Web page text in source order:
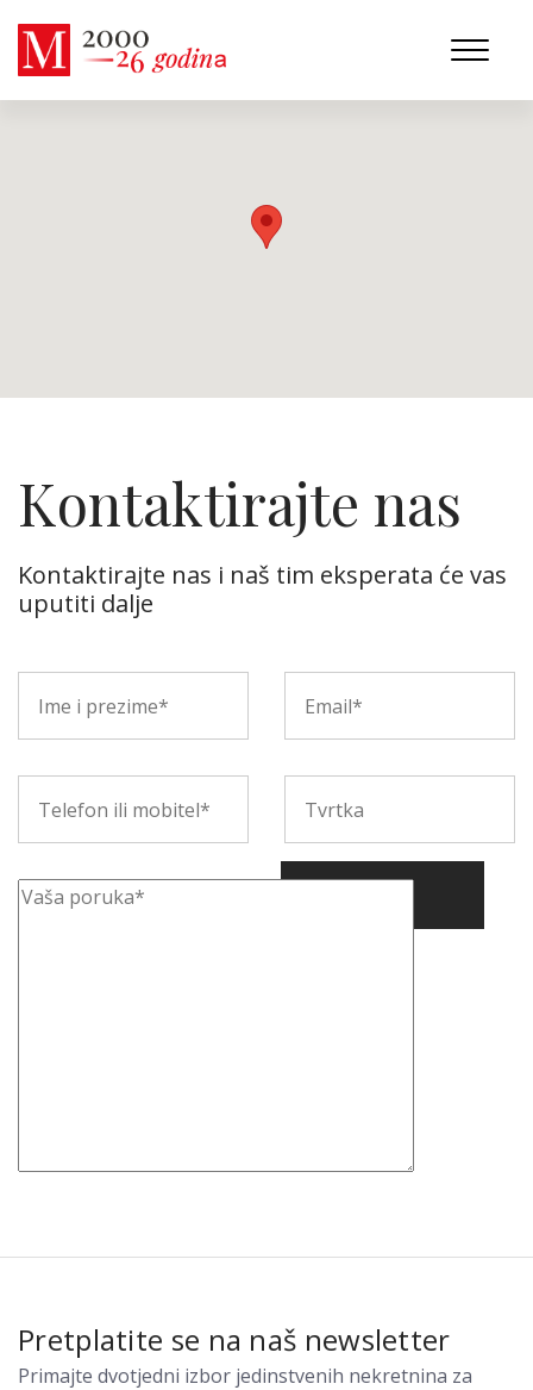
Kontaktirajte nas
Kontaktirajte nas i naš tim eksperata će vas
uputiti dalje
Pretplatite se na naš newsletter
Primajte dvotjedni izbor jedinstvenih nekretnina za